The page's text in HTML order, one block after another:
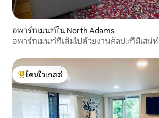
อพาร์ทเมนท์ใน North Adams
อพาร์ทเมนท์ที่เต็มไปด้วยงานศิลปะที่มีเสน่ห์
โดนใจเกสต์ที่สุด
โดนใจเกสต์